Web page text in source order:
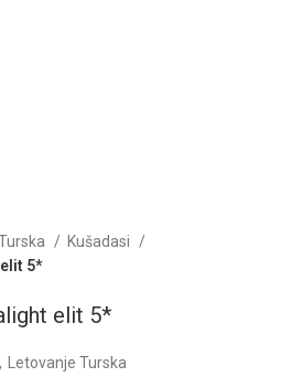
Kušadasi
5*
elit 5*
, Letovanje Turska